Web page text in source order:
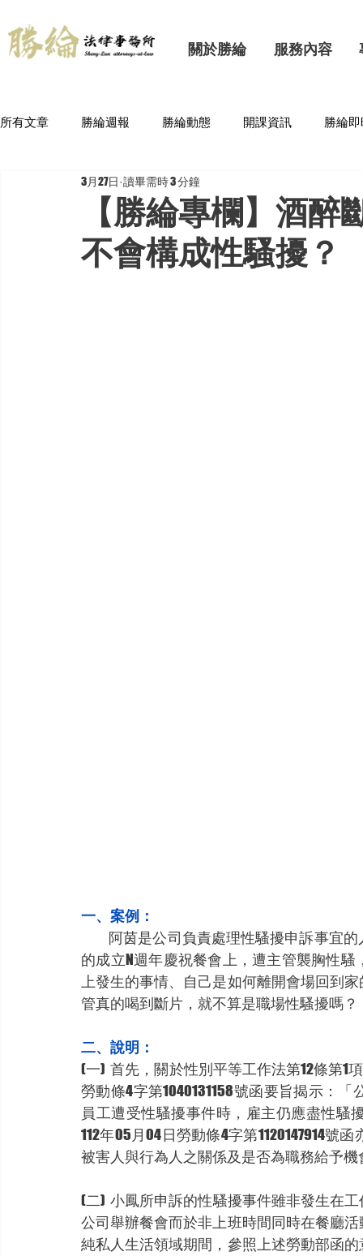
關於勝綸 服務內容
所有文章 勝綸週報 勝綸動態 開課資訊 勝綸
【勝綸專欄】酒
不會構成性騷擾？
3月27日 讀畢需時 3 分鐘
一、案例：
的成立N週年慶祝餐會上，遭主管襲胸性
上發生的事情、自己是如何離開會場回到
管真的喝到斷片，就不算是職場性騷擾嗎？
二、說明：
(一)  首先，關於性別平等工作法第12條第1
勞動條4字第1040131158號函要旨揭示：
員工遭受性騷擾事件時，雇主仍應盡性騷
112年05月04日勞動條4字第1120147914號
被害人與行為人之關係及是否為職務給予
(二)  小鳳所申訴的性騷擾事件雖非發生在
公司舉辦餐會而於非上班時間同時在餐廳
純私人生活領域期間，參照上述勞動部函